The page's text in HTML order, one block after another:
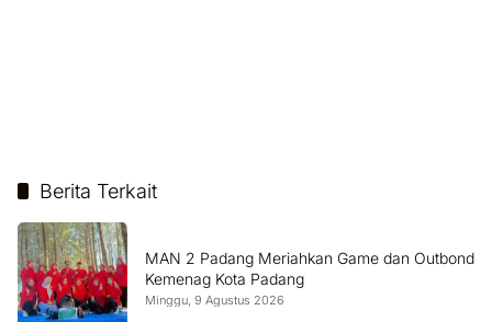
Berita Terkait
MAN 2 Padang Meriahkan Game dan Outbond
Kemenag Kota Padang
Minggu, 9 Agustus 2026